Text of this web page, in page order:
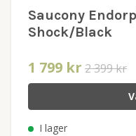
Saucony
Shock/Black
1 799 kr 2 399 kr
I lager